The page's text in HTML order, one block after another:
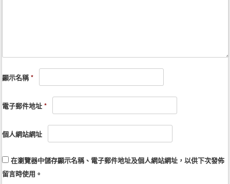
顯示名稱*
電子郵件地址*
個人網站網址
在瀏覽器中儲存顯示名稱、電子郵件地址及個人網站網址，以供下次發佈
留言時使用。